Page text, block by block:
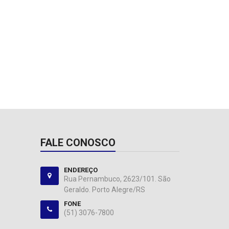
FALE CONOSCO
ENDEREÇO
Rua Pernambuco, 2623/101. São
Geraldo. Porto Alegre/RS
FONE
(51) 3076-7800